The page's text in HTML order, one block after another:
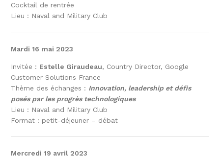
Cocktail de rentrée
Lieu : Naval and Military Club
Mardi 16 mai 2023
Invitée : Estelle Giraudeau, Country Director, Google
Customer Solutions France
Thème des échanges : Innovation, leadership et défis
posés par les progrès technologiques
Lieu : Naval and Military Club
Format : petit-déjeuner – débat
Mercredi 19 avril 2023